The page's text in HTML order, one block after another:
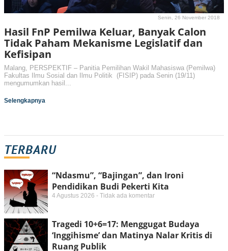
Senin, 26 November 2018
Hasil FnP Pemilwa Keluar, Banyak Calon
Tidak Paham Mekanisme Legislatif dan
Kefisipan
Malang, PERSPEKTIF – Panitia Pemilihan Wakil Mahasiswa (Pemilwa)
Fakultas Ilmu Sosial dan Ilmu Politik (FISIP) pada Senin (19/11)
mengumumkan hasil...
Selengkapnya
TERBARU
“Ndasmu”, “Bajingan”, dan Ironi
Pendidikan Budi Pekerti Kita
4 Agustus 2026 Tidak ada komentar
Tragedi 10+6=17: Menggugat Budaya
‘Inggihisme’ dan Matinya Nalar Kritis di
Ruang Publik